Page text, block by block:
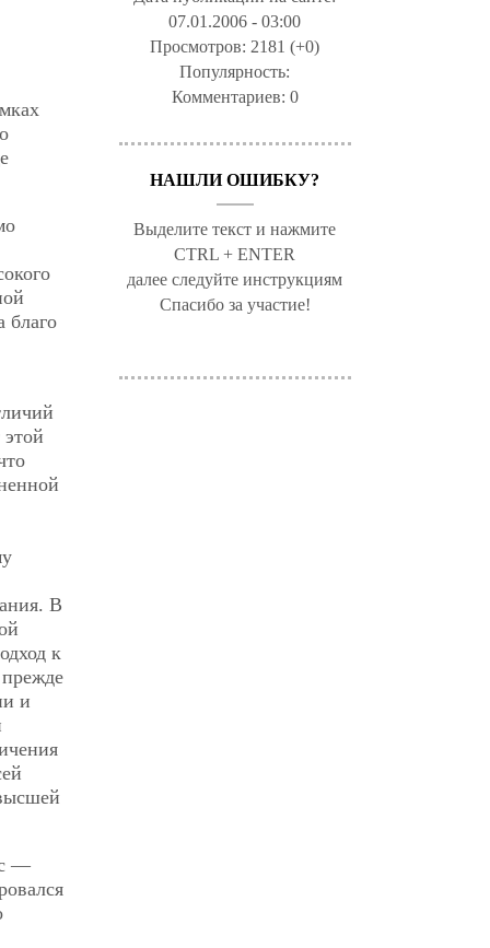
благо
В
к
и
—
07.01.2006 - 03:00
Просмотров: 2181 (+0)
Популярность:
Комментариев: 0
НАШЛИ ОШИБКУ?
Выделите текст и нажмите
CTRL + ENTER
далее следуйте инструкциям
Спасибо за участие!